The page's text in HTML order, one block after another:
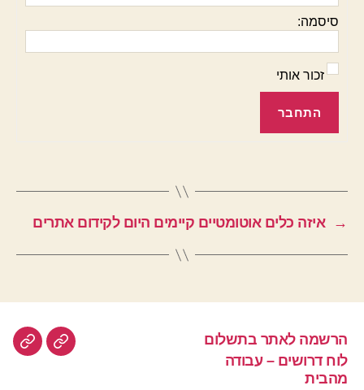
סיסמה:
זכור אותי
התחבר
→ איזה כלים אוטומטיים קיימים היום לקידום אתרים
הרשמה לאתר בתשלום
לוח דרושים – עבודה
מהבית
הרשמה
לוח